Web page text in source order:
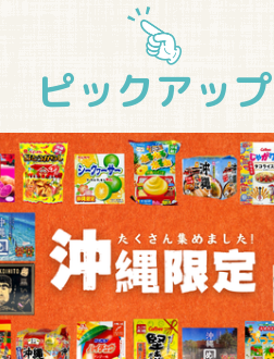
ピックアップ